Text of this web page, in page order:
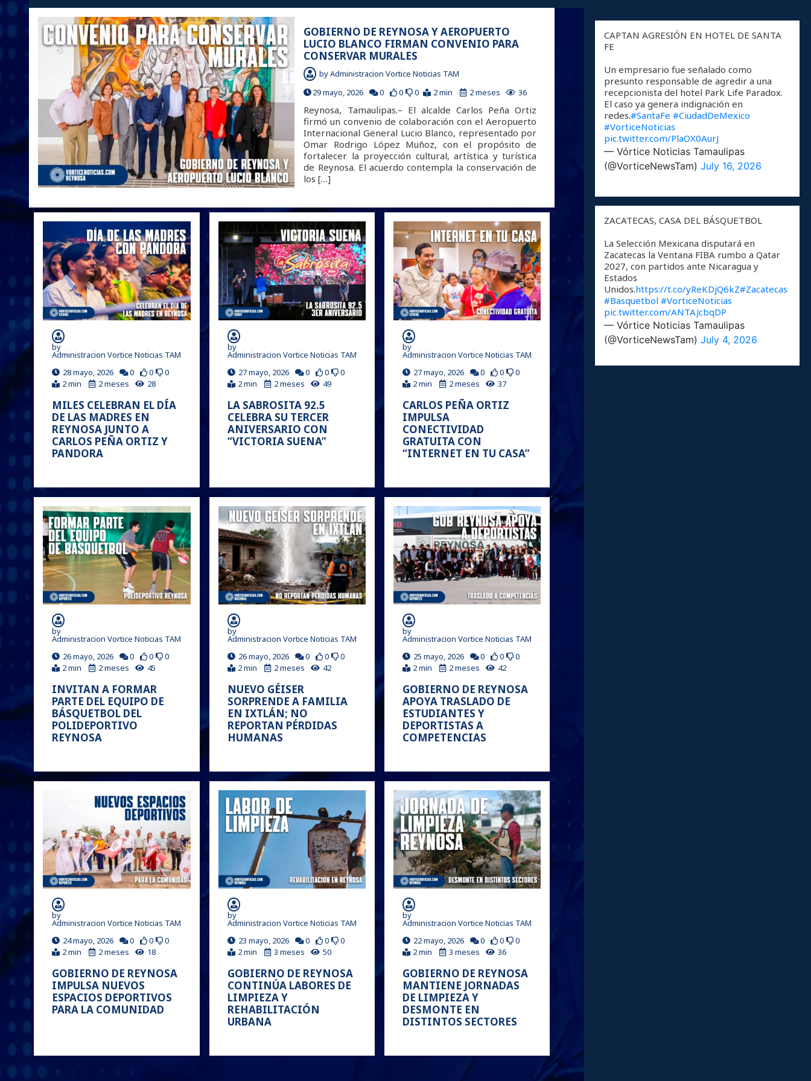
GOBIERNO DE REYNOSA Y AEROPUERTO
LUCIO BLANCO FIRMAN CONVENIO PARA
CONSERVAR MURALES
byAdministracion Vortice Noticias TAM
29 mayo, 2026
0 0 0 2 min 2 meses 36
Reynosa, Tamaulipas.– El alcalde Carlos Peña Ortiz
firmó un convenio de colaboración con el Aeropuerto
Internacional General Lucio Blanco, representado por
Omar Rodrigo López Muñoz, con el propósito de
fortalecer la proyección cultural, artística y turística
de Reynosa. El acuerdo contempla la conservación de
los […]
by
Administracion Vortice Noticias TAM
28 mayo, 2026
0 0
0
2 min
2 meses 28
MILES CELEBRAN EL DÍA
DE LAS MADRES EN
REYNOSA JUNTO A
CARLOS PEÑA ORTIZ Y
PANDORA
by
Administracion Vortice Noticias TAM
27 mayo, 2026
0 0
0
2 min
2 meses 49
LA SABROSITA 92.5
CELEBRA SU TERCER
ANIVERSARIO CON
“VICTORIA SUENA”
by
Administracion Vortice Noticias TAM
27 mayo, 2026
0 0
0
2 min
2 meses 37
CARLOS PEÑA ORTIZ
IMPULSA
CONECTIVIDAD
GRATUITA CON
“INTERNET EN TU CASA”
by
Administracion Vortice Noticias TAM
26 mayo, 2026
0 0
0
2 min
2 meses 45
INVITAN A FORMAR
PARTE DEL EQUIPO DE
BÁSQUETBOL DEL
POLIDEPORTIVO
REYNOSA
by
Administracion Vortice Noticias TAM
26 mayo, 2026
0 0
0
2 min
2 meses 42
NUEVO GÉISER
SORPRENDE A FAMILIA
EN IXT­LÁN; NO
REPORTAN PÉRDIDAS
HUMANAS
by
Administracion Vortice Noticias TAM
25 mayo, 2026
0 0
0
2 min
2 meses 42
GOBIERNO DE REYNOSA
APOYA TRASLADO DE
ESTUDIANTES Y
DEPORTISTAS A
COMPETENCIAS
by
Administracion Vortice Noticias TAM
24 mayo, 2026
0 0
0
2 min
2 meses 18
GOBIERNO DE REYNOSA
IMPULSA NUEVOS
ESPACIOS DEPORTIVOS
PARA LA COMUNIDAD
by
Administracion Vortice Noticias TAM
23 mayo, 2026
0 0
0
2 min
3 meses 50
GOBIERNO DE REYNOSA
CONTINÚA LABORES DE
LIMPIEZA Y
REHABILITACIÓN
URBANA
by
Administracion Vortice Noticias TAM
22 mayo, 2026
0 0
0
2 min
3 meses 36
GOBIERNO DE REYNOSA
MANTIENE JORNADAS
DE LIMPIEZA Y
DESMONTE EN
DISTINTOS SECTORES
CAPTAN AGRESIÓN EN HOTEL DE SANTA
FE
Un empresario fue señalado como
presunto responsable de agredir a una
recepcionista del hotel Park Life Paradox.
El caso ya genera indignación en
redes.#SantaFe #CiudadDeMexico
#VorticeNoticias
pic.twitter.com/PlaOX0AurJ
— Vórtice Noticias Tamaulipas
(@VorticeNewsTam)July 16, 2026
ZACATECAS, CASA DEL BÁSQUETBOL
La Selección Mexicana disputará en
Zacatecas la Ventana FIBA rumbo a Qatar
2027, con partidos ante Nicaragua y
Estados
Unidos.https://t.co/yReKDjQ6kZ#Zacatecas
#Basquetbol #VorticeNoticias
pic.twitter.com/ANTAJcbqDP
— Vórtice Noticias Tamaulipas
(@VorticeNewsTam)July 4, 2026